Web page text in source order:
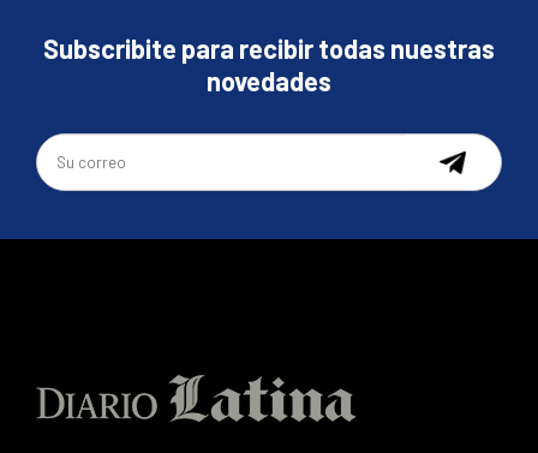
Subscribite para recibir todas nuestras
novedades